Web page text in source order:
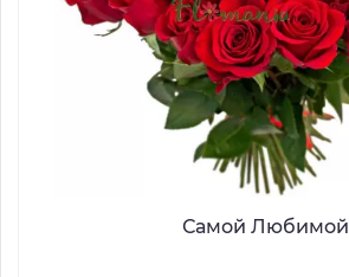
Самой Любимой